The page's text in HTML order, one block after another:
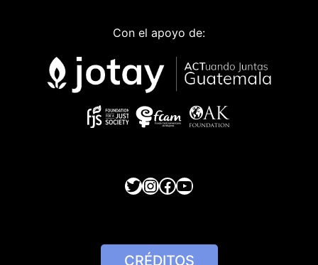
Con el apoyo de:
Twitter
Instagram
Facebook
YouTube
CRÉDITOS